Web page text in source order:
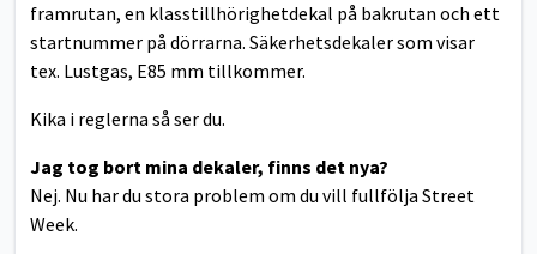
framrutan, en klasstillhörighetdekal på bakrutan och ett
startnummer på dörrarna. Säkerhetsdekaler som visar
tex. Lustgas, E85 mm tillkommer.
Kika i reglerna så ser du.
Jag tog bort mina dekaler, finns det nya?
Nej. Nu har du stora problem om du vill fullfölja Street
Week.